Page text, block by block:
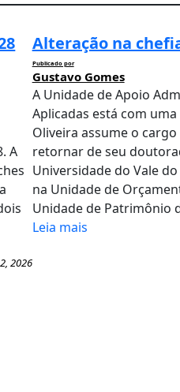
A
2026
Alteração na
Publicado por
Gustavo Gomes
A Unidade de Apoio
Aplicadas está com uma
Oliveira assume o
retornar de seu
Universidade do Vale
na Unidade de
Unidade de Patrimônio
Leia mais